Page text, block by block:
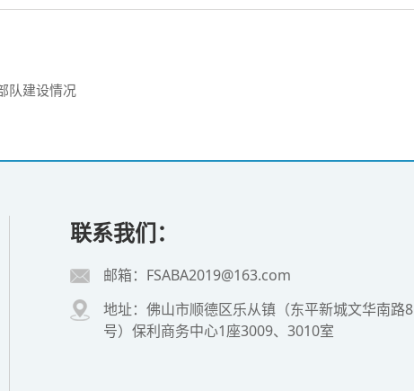
队建设情况
联系我们：
邮箱：FSABA2019@163.com
地址：佛山市顺德区乐从镇（东平新城文华南路8
号）保利商务中心1座3009、3010室